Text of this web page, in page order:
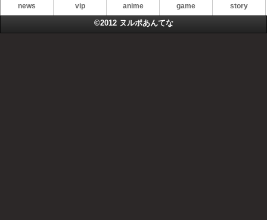
news vip anime game story
©2012 ヌルポあんてな